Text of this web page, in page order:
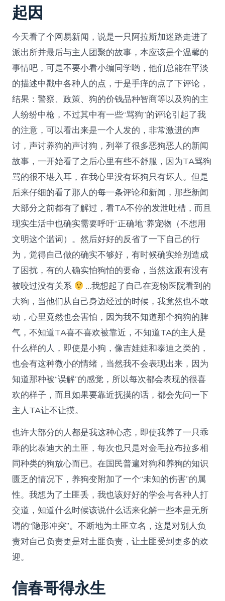
起因
今天看了个网易新闻，说是一只阿拉斯加迷路走进了
派出所并最后与主人团聚的故事，本应该是个温馨的
事情吧，可是不要小看小编同学哟，他们总能在平淡
的描述中戳中各种人的点，于是手痒的点了下评论，
结果：警察、政策、狗的价钱品种智商等以及狗的主
人纷纷中枪，不过其中有一些“骂狗”的评论引起了我
的注意，可以看出来是一个人发的，非常激进的声
讨，声讨养狗的声讨狗，列举了很多恶狗恶人的新闻
故事，一开始看了之后心里有些不舒服，因为TA骂狗
骂的很不堪入耳，在我心里没有坏狗只有坏人。但是
后来仔细的看了那人的每一条评论和新闻，那些新闻
大部分之前都有了解过，看TA不停的发泄吐槽，而且
现实生活中也确实需要呼吁“正确地”养宠物（不想用
文明这个滥词）。然后好好的反省了一下自己的行
为，觉得自己做的确实不够好，有时候确实给别造成
了困扰，有的人确实怕狗怕的要命，当然这跟有没有
被咬过没有关系
…我想起了自己在宠物医院看到的
大狗，当他们从自己身边经过的时候，我竟然也不敢
动，心里竟然也会害怕，因为我不知道那个狗狗的脾
气，不知道TA喜不喜欢被靠近，不知道TA的主人是
什么样的人，即使是小狗，像吉娃娃和泰迪之类的，
也会有这种微小的情绪，当然我不会表现出来，因为
知道那种被“误解”的感觉，所以每次都会表现的很喜
欢的样子，而且如果要靠近抚摸的话，都会先问一下
主人TA让不让摸。
也许大部分的人都是我这种心态，即使我养了一只乖
乖的比泰迪大的土匪，每次也只是对金毛拉布拉多相
同种类的狗放心而已。在国民普遍对狗和养狗的知识
匮乏的情况下，养狗变附加了一个“未知的伤害”的属
性。我想为了土匪丢，我也该好好的学会与各种人打
交道，知道什么时候该说什么话来化解一些本是无所
谓的“隐形冲突”。不断地为土匪立名，这是对别人负
责对自己负责更是对土匪负责，让土匪受到更多的欢
迎。
信春哥得永生